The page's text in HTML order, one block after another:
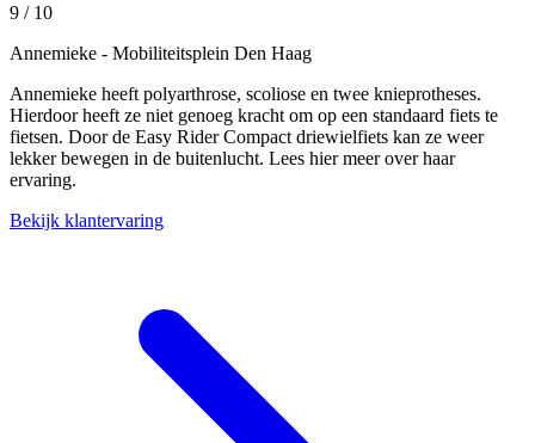
9 / 10
Annemieke - Mobiliteitsplein Den Haag
Annemieke heeft polyarthrose, scoliose en twee knieprotheses.
Hierdoor heeft ze niet genoeg kracht om op een standaard fiets te
fietsen. Door de Easy Rider Compact driewielfiets kan ze weer
lekker bewegen in de buitenlucht. Lees hier meer over haar
ervaring.
Bekijk klantervaring